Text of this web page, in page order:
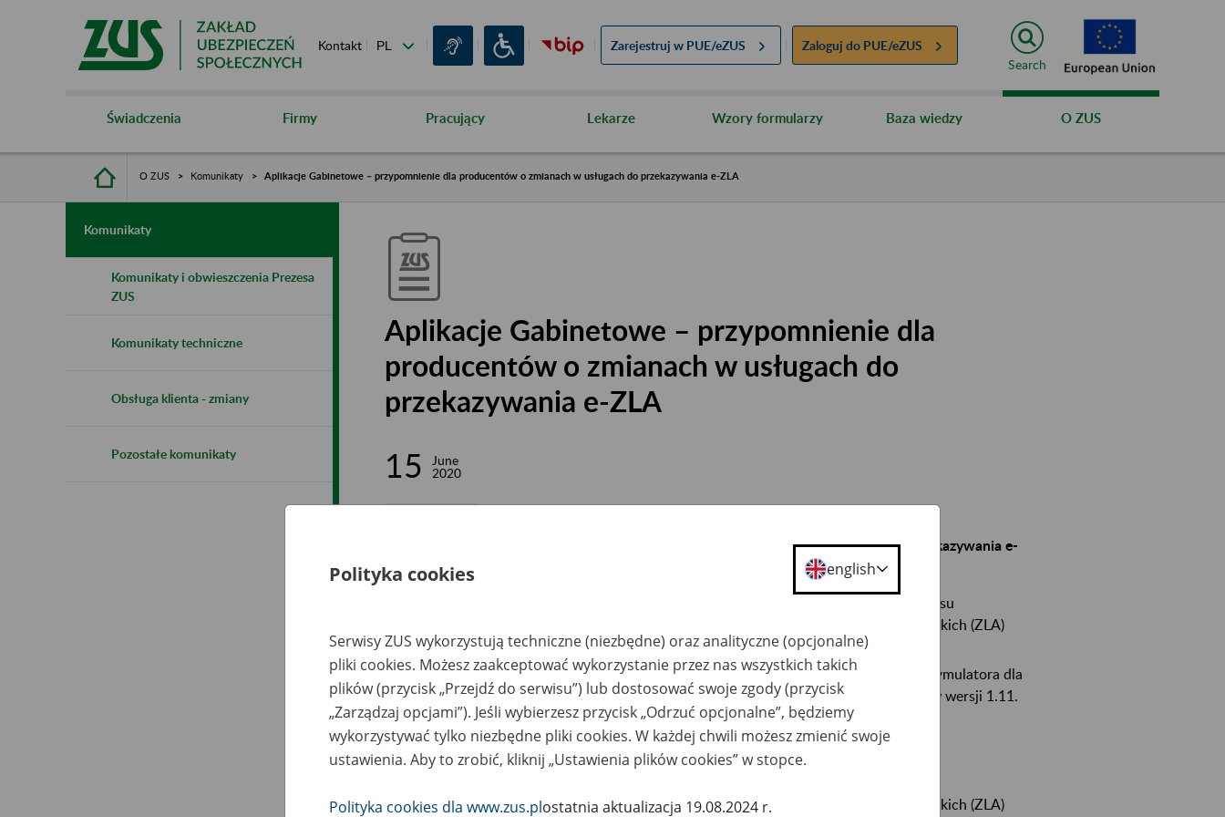
Kontakt Zarejestruj w PUE/eZUS Zaloguj do PUE/eZUS
Search
Świadczenia Firmy Pracujący Lekarze Wzory formularzy Baza wiedzy O ZUS
O ZUS Komunikaty Aplikacje Gabinetowe – przypomnienie dla producentów o zmianach w usługach do przekazywania e-ZLA
Komunikaty
Komunikaty i obwieszczenia Prezesa
ZUS
Komunikaty techniczne
Obsługa klienta - zmiany
Pozostałe komunikaty
Aplikacje Gabinetowe – przypomnienie dla
producentów o zmianach w usługach do
przekazywania e-ZLA
15
June
2020
od 1 lipca 2020 r. można będzie korzystać wyłącznie z usług do przekazywania e-
ZLA przez Aplikacje Gabinetowe
Specyfikacji interfejsu
udostępniającego funkcjonalność obsługi elektronicznych Zaświadczeń Lekarskich (ZLA)
dla Aplikacji Gabinetowych Wersja 1.11;
https://193.105.143.152:8001/ws/zus.channel.gabinetoweV2:zla
w ramach symulatora dla
aplikacji gabinetowych na którym udostępnione są usługi dla dokumentacji w wersji 1.11.
Usługi opublikowane pod adresem:
udostępniającego funkcjonalność obsługi elektronicznych Zaświadczeń Lekarskich (ZLA)
Polityka cookies english
Serwisy ZUS wykorzystują techniczne (niezbędne) oraz analityczne (opcjonalne)
pliki cookies. Możesz zaakceptować wykorzystanie przez nas wszystkich takich
plików (przycisk „Przejdź do serwisu”) lub dostosować swoje zgody (przycisk
„Zarządzaj opcjami”). Jeśli wybierzesz przycisk „Odrzuć opcjonalne”, będziemy
wykorzystywać tylko niezbędne pliki cookies. W każdej chwili możesz zmienić swoje
ustawienia. Aby to zrobić, kliknij „Ustawienia plików cookies” w stopce.
Polityka cookies dla www.zus.plostatnia aktualizacja 19.08.2024 r.